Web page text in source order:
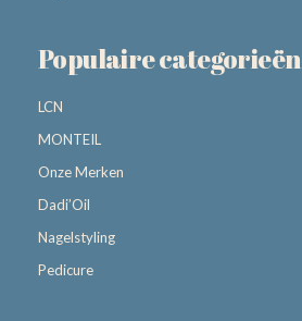
Populaire categorieën
LCN
MONTEIL
Onze Merken
Dadi’Oil
Nagelstyling
Pedicure